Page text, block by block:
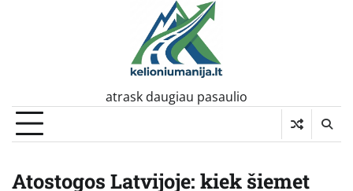
atrask daugiau pasaulio
Atostogos Latvijoje: kiek šiemet